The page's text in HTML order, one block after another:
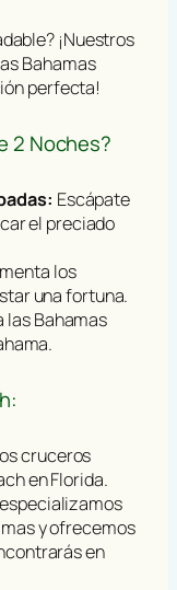
¡Nuestros
Bahamas
perfecta!
2 Noches?
Escápate
el preciado
los
una fortuna.
las Bahamas
cruceros
en Florida.
y ofrecemos
en